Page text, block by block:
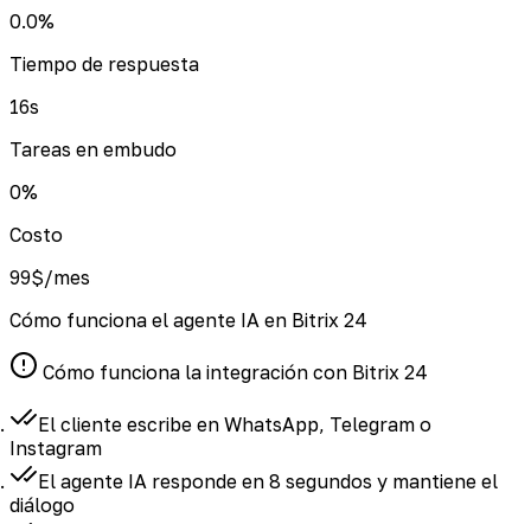
0.0%
Tiempo de respuesta
16s
Tareas en embudo
0%
Costo
99$/mes
Cómo funciona el agente IA en Bitrix 24
Cómo funciona la integración con Bitrix 24
El cliente escribe en WhatsApp, Telegram o
Instagram
El agente IA responde en 8 segundos y mantiene el
diálogo